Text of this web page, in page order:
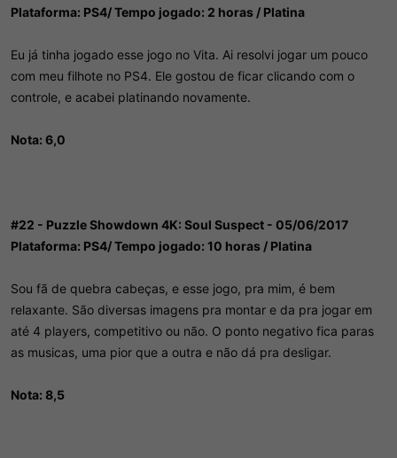
Plataforma: PS4/ Tempo jogado: 2 horas / Platina
Eu já tinha jogado esse jogo no Vita. Ai resolvi jogar um pouco
com meu filhote no PS4. Ele gostou de ficar clicando com o
controle, e acabei platinando novamente.
Nota: 6,0
#22 - Puzzle Showdown 4K: Soul Suspect - 05/06/2017
Plataforma: PS4/ Tempo jogado: 10 horas / Platina
Sou fã de quebra cabeças, e esse jogo, pra mim, é bem
relaxante. São diversas imagens pra montar e da pra jogar em
até 4 players, competitivo ou não. O ponto negativo fica paras
as musicas, uma pior que a outra e não dá pra desligar.
Nota: 8,5